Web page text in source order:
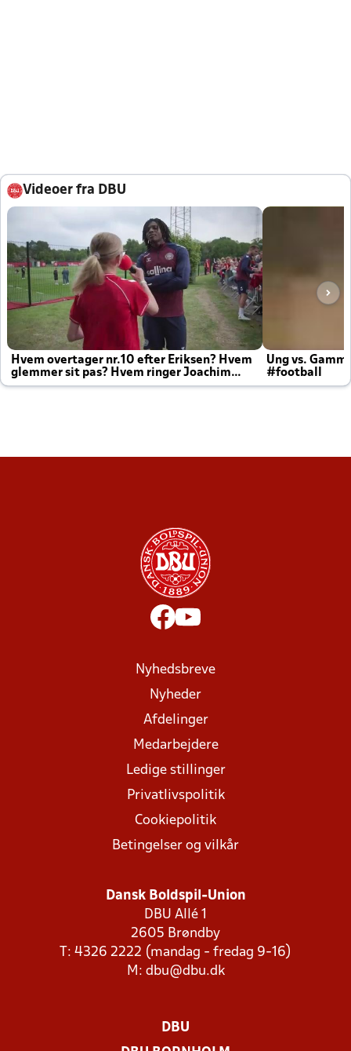
Videoer fra DBU
Hvem overtager nr.10 efter Eriksen? Hvem
glemmer sit pas? Hvem ringer Joachim
altid til efter kampe?
Ung vs.
#football
Nyhedsbreve
Nyheder
Afdelinger
Medarbejdere
Ledige stillinger
Privatlivspolitik
Cookiepolitik
Betingelser og vilkår
Dansk Boldspil-Union
DBU Allé 1
2605 Brøndby
T: 4326 2222 (mandag - fredag 9-16)
M: dbu@dbu.dk
DBU